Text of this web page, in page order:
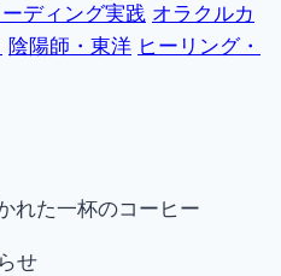
ディング実践 オラクルカ
陰陽師・東洋 ヒーリング・
せ